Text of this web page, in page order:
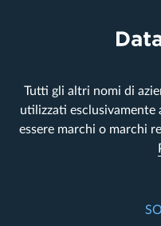
Tutti gli altri nomi di
utilizzati esclusivamente
essere marchi o marchi